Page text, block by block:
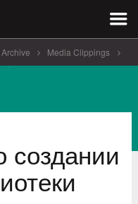
Media Clippings
практик благоустройства
создании